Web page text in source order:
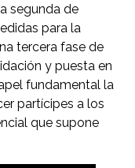
segunda de
para la
tercera fase de
y puesta en
fundamental la
partícipes a los
que supone